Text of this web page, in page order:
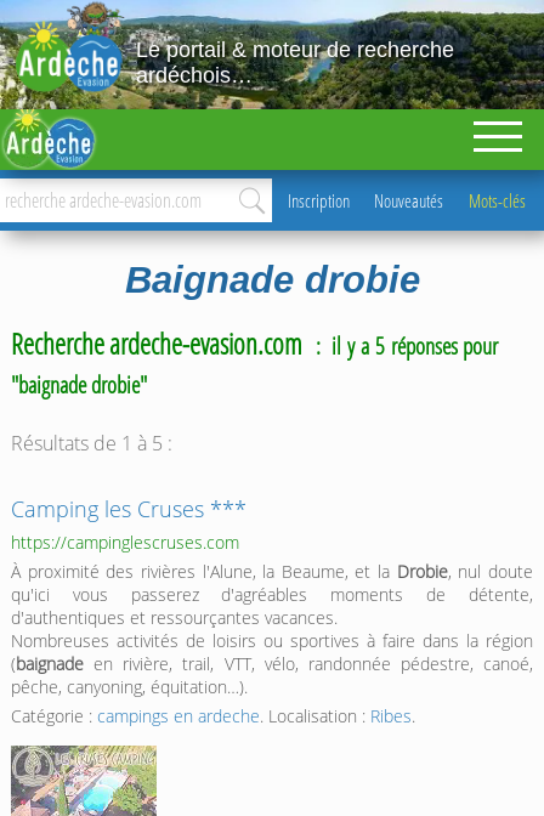
Le portail & moteur de recherche
ardéchois…
Inscription Nouveautés Mots-clés
Baignade drobie
Recherche ardeche-evasion.com : il y a 5 réponses pour
"baignade drobie"
Résultats de 1 à 5 :
Camping les Cruses ***
https://campinglescruses.com
À proximité des rivières l'Alune, la Beaume, et la Drobie, nul doute
qu'ici vous passerez d'agréables moments de détente,
d'authentiques et ressourçantes vacances.
Nombreuses activités de loisirs ou sportives à faire dans la région
(baignadeen rivière, trail, VTT, vélo, randonnée pédestre, canoé,
pêche, canyoning, équitation…).
Catégorie : campings en ardeche. Localisation : Ribes.